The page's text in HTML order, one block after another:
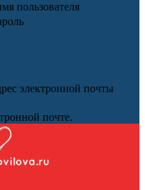
пользователя
электронной почты
почте.